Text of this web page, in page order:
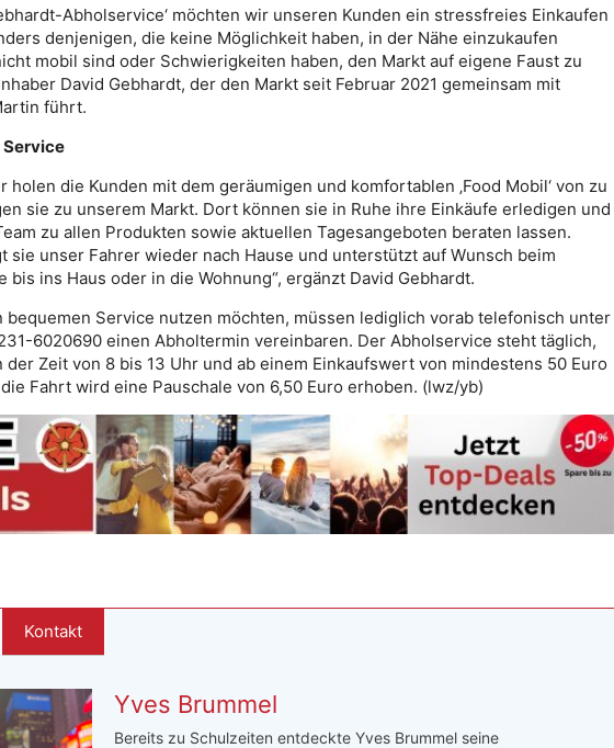
Abholservice‘ möchten wir unseren Kunden ein stressfreies Einkaufen
denjenigen, die keine Möglichkeit haben, in der Nähe einzukaufen
mobil sind oder Schwierigkeiten haben, den Markt auf eigene Faust zu
David Gebhardt, der den Markt seit Februar 2021 gemeinsam mit
führt.
holen die Kunden mit dem geräumigen und komfortablen ‚Food Mobil‘ von zu
sie zu unserem Markt. Dort können sie in Ruhe ihre Einkäufe erledigen und
zu allen Produkten sowie aktuellen Tagesangeboten beraten lassen.
sie unser Fahrer wieder nach Hause und unterstützt auf Wunsch beim
bis ins Haus oder in die Wohnung“, ergänzt David Gebhardt.
bequemen Service nutzen möchten, müssen lediglich vorab telefonisch unter
6020690 einen Abholtermin vereinbaren. Der Abholservice steht täglich,
Zeit von 8 bis 13 Uhr und ab einem Einkaufswert von mindestens 50 Euro
Fahrt wird eine Pauschale von 6,50 Euro erhoben. (lwz/yb)
Kontakt
Yves Brummel
Bereits zu Schulzeiten entdeckte Yves Brummel seine